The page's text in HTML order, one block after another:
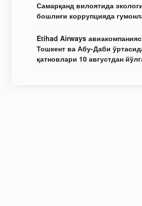
Самарқанд вилоятида
бошлиғи коррупцияда
Etihad Airways
Тошкент ва Абу-Даби
қатновлари 10 августдан